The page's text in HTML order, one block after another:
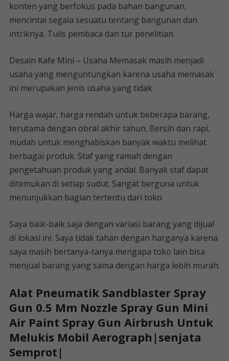
konten yang berfokus pada bahan bangunan,
mencintai segala sesuatu tentang bangunan dan
intriknya. Tulis pembaca dan tur penelitian.
Desain Kafe Mini – Usaha Memasak masih menjadi
usaha yang menguntungkan karena usaha memasak
ini merupakan jenis usaha yang tidak
Harga wajar, harga rendah untuk beberapa barang,
terutama dengan obral akhir tahun. Bersih dan rapi,
mudah untuk menghabiskan banyak waktu melihat
berbagai produk. Staf yang ramah dengan
pengetahuan produk yang andal. Banyak staf dapat
ditemukan di setiap sudut. Sangat berguna untuk
menunjukkan bagian tertentu dari toko.
Saya baik-baik saja dengan variasi barang yang dijual
di lokasi ini. Saya tidak tahan dengan harganya karena
saya masih bertanya-tanya mengapa toko lain bisa
menjual barang yang sama dengan harga lebih murah.
Alat Pneumatik Sandblaster Spray
Gun 0.5 Mm Nozzle Spray Gun Mini
Air Paint Spray Gun Airbrush Untuk
Melukis Mobil Aerograph|senjata
Semprot|